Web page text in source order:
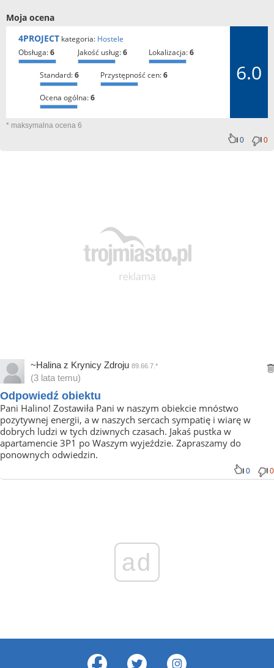
Moja ocena
4PROJECT kategoria: Hostele
obsługa:6 jakość usług:6 lokalizacja:6
standard:6 przystępność cen:6
ocena ogólna:6
6.0
* maksymalna ocena 6
0
0
~Halina z Krynicy Zdroju 89.66.7.*
(3 lata temu)
Odpowiedź obiektu
Pani Halino! Zostawiła Pani w naszym obiekcie mnóstwo
pozytywnej energii, a w naszych sercach sympatię i wiarę w
dobrych ludzi w tych dziwnych czasach. Jakaś pustka w
apartamencie 3P1 po Waszym wyjeździe. Zapraszamy do
ponownych odwiedzin.
0 0
ad